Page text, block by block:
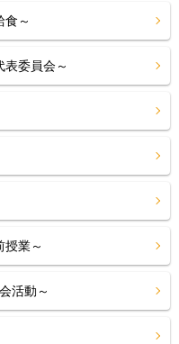
～
委員会～
業～
活動～